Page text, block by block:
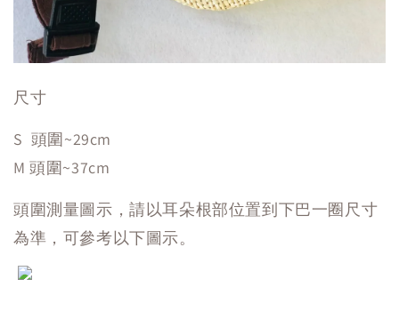
尺寸
S 頭圍~29cm
M 頭圍~37cm
頭圍測量圖示，請以耳朵根部位置到下巴一圈尺寸
為準，可參考以下圖示。